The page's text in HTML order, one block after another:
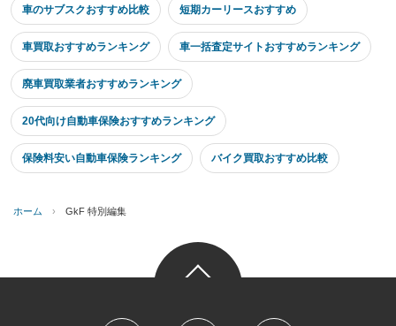
車のサブスクおすすめ比較 短期カーリースおすすめ
車買取おすすめランキング 車一括査定サイトおすすめランキング
廃車買取業者おすすめランキング
20代向け自動車保険おすすめランキング
保険料安い自動車保険ランキング バイク買取おすすめ比較
ホーム › GkF 特別編集